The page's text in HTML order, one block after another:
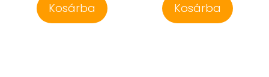
Kosárba Kosárba